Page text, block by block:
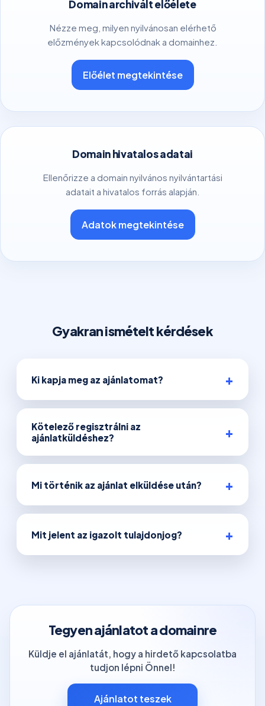
Domain archivált előélete
Nézze meg, milyen nyilvánosan elérhető
előzmények kapcsolódnak a domainhez.
Előélet megtekintése
Domain hivatalos adatai
Ellenőrizze a domain nyilvános nyilvántartási
adatait a hivatalos forrás alapján.
Adatok megtekintése
Gyakran ismételt kérdések
Ki kapja meg az ajánlatomat?
Kötelező regisztrálni az
ajánlatküldéshez?
Mi történik az ajánlat elküldése után?
Mit jelent az igazolt tulajdonjog?
Tegyen ajánlatot a domainre
Küldje el ajánlatát, hogy a hirdető kapcsolatba
tudjon lépni Önnel!
Ajánlatot teszek